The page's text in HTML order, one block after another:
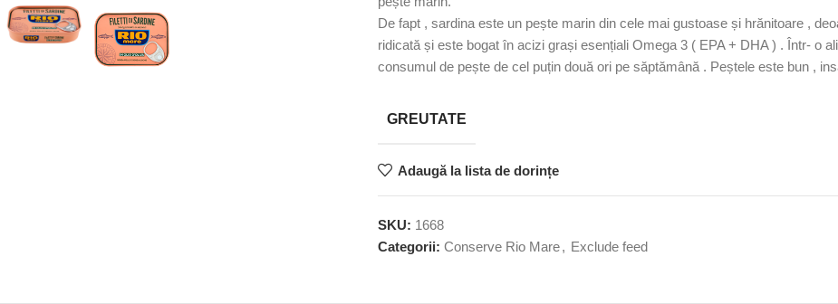
De fapt , sardina este un pește marin din cele mai gustoase și hrănitoare ,
ridicată și este bogat în acizi grași esențiali Omega 3 ( EPA + DHA ) . Într- o
consumul de pește de cel puțin două ori pe săptămână . Peștele este bun ,
GREUTATE
Adaugă la lista de dorințe
SKU: 1668
Categorii: Conserve Rio Mare, Exclude feed